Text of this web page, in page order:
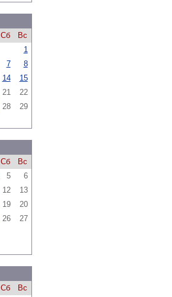
Сб
Вс
1
7
8
14
15
21
22
28
29
Сб
Вс
5
6
12
13
19
20
26
27
Сб
Вс